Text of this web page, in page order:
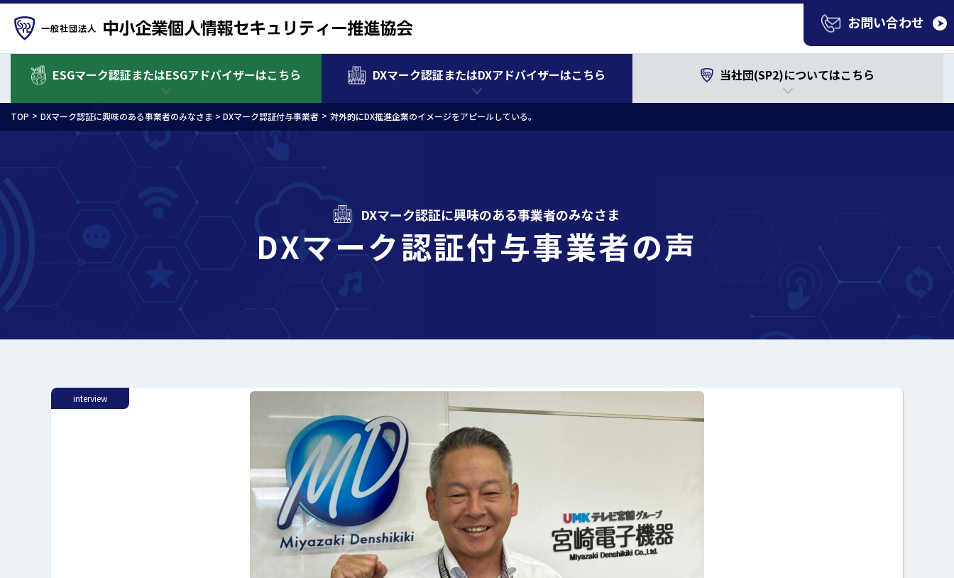
お問い合わせ
ESGマーク認証またはESGアドバイザーはこちら DXマーク認証またはDXアドバイザーはこちら 当社団(SP2)についてはこちら
TOP DXマーク認証に興味のある事業者のみなさま > DXマーク認証付与事業者 対外的にDX推進企業のイメージをアピールしている。
DXマーク認証に興味のある事業者のみなさま
DXマーク認証付与事業者の声
interview